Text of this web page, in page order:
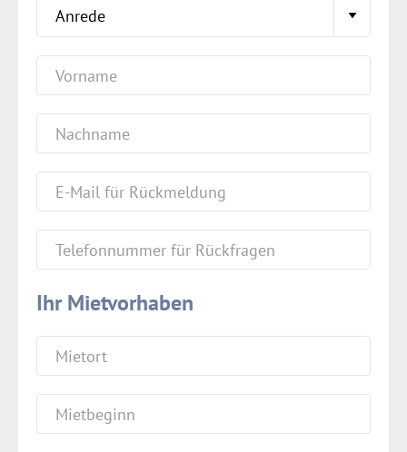
Ihr Mietvorhaben